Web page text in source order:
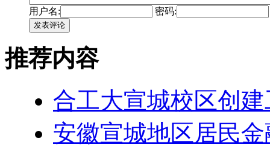
用户名: 密码:
发表评论
推荐内容
合工大宣城校区创
安徽宣城地区居民